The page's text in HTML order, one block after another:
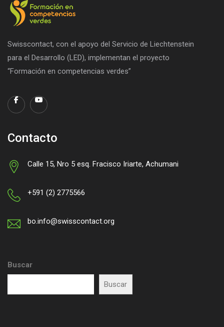
Swisscontact, con el apoyo del Servicio de Liechtenstein
para el Desarrollo (LED), implementan el proyecto
“Formación en competencias verdes”
Contacto
Calle 15, Nro 5 esq. Fracisco Iriarte, Achumani
+591 (2) 2775566
bo.info@swisscontact.org
Buscar
Buscar